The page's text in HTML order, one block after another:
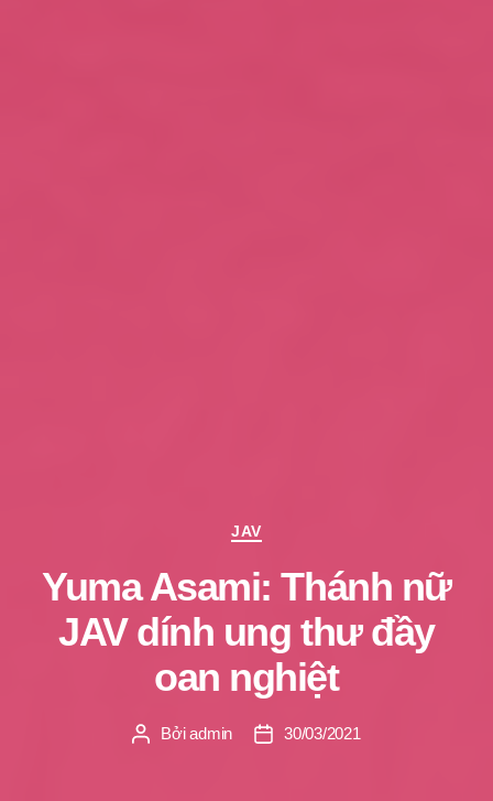
Chuyên
JAV
Yuma Asami: Thánh nữ
JAV dính ung thư đầy
oan nghiệt
TácBởiadmin
Ngày30/03/2021